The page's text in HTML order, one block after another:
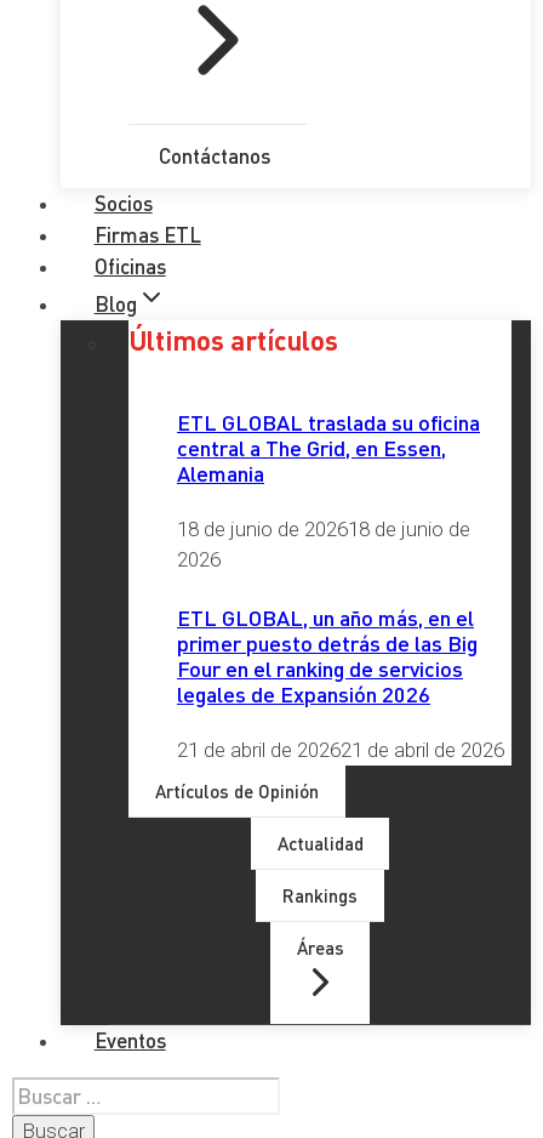
Contáctanos
Socios
Firmas ETL
Oficinas
Blog
Últimos artículos
ETL GLOBAL traslada su oficina
central a The Grid, en Essen,
Alemania
18 de junio de 202618 de junio de
2026
ETL GLOBAL, un año más, en el
primer puesto detrás de las Big
Four en el ranking de servicios
legales de Expansión 2026
21 de abril de 202621 de abril de 2026
Artículos de Opinión
Actualidad
Rankings
Áreas
Eventos
Buscar: